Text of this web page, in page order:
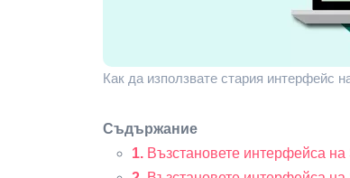
Как да използвате стария интерфейс
Съдържание
1. Възстановете интерфейса